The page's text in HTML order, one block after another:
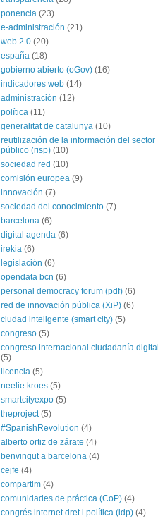
ponencia (23)
e-administración (21)
web 2.0 (20)
españa (18)
gobierno abierto (oGov) (16)
indicadores web (14)
administración (12)
política (11)
generalitat de catalunya (10)
reutilización de la información del sector
público (risp) (10)
sociedad red (10)
comisión europea (9)
innovación (7)
sociedad del conocimiento (7)
barcelona (6)
digital agenda (6)
irekia (6)
legislación (6)
opendata bcn (6)
personal democracy forum (pdf) (6)
red de innovación pública (XiP) (6)
ciudad inteligente (smart city) (5)
congreso (5)
congreso internacional ciudadanía digital
(5)
licencia (5)
neelie kroes (5)
smartcityexpo (5)
theproject (5)
#SpanishRevolution (4)
alberto ortiz de zárate (4)
benvingut a barcelona (4)
cejfe (4)
compartim (4)
comunidades de práctica (CoP) (4)
congrés internet dret i política (idp) (4)